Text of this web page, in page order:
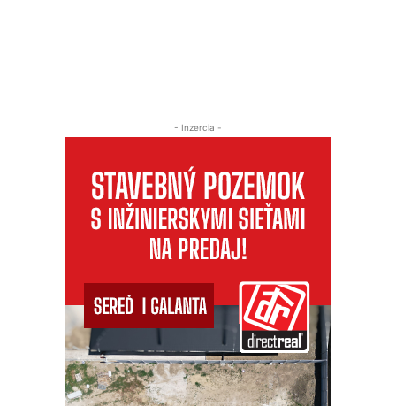
- Inzercia -